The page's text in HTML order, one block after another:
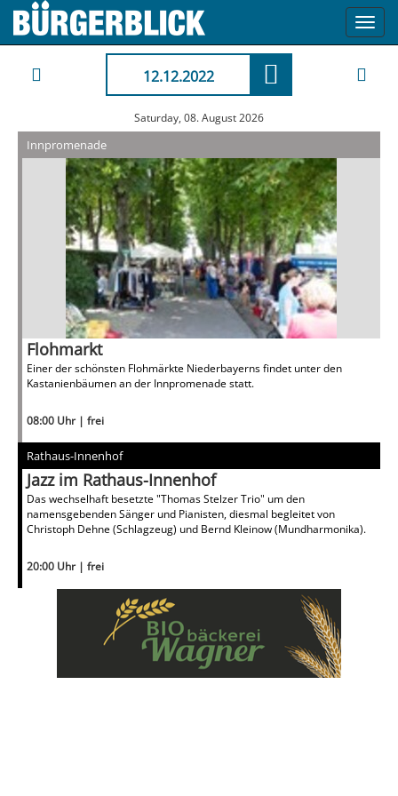
12.12.2022
Saturday, 08. August 2026
Innpromenade
Flohmarkt
Einer der schönsten Flohmärkte Niederbayerns findet unter den
Kastanienbäumen an der Innpromenade statt.
08:00 Uhr | frei
Rathaus-Innenhof
Jazz im Rathaus-Innenhof
Das wechselhaft besetzte "Thomas Stelzer Trio" um den
namensgebenden Sänger und Pianisten, diesmal begleitet von
Christoph Dehne (Schlagzeug) und Bernd Kleinow (Mundharmonika).
20:00 Uhr | frei